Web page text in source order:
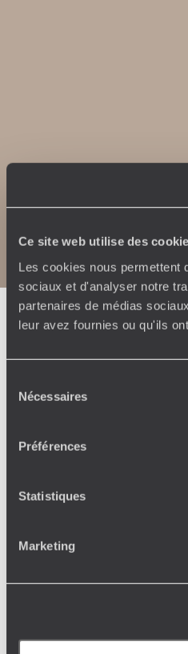
Ce site web utilise des
Les cookies nous permettent
sociaux et d'analyser notre
partenaires de médias
leur avez fournies ou qu'ils
Nécessaires
Préférences
Statistiques
Marketing
Politique de